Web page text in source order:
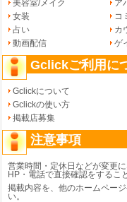
美容室/メイク
ア
女装
コ
占い
カ
動画配信
ゲ
Gclickご利用に
Gclickについて
Gclickの使い方
掲載店募集
注意事項
営業時間・定休日などが変更
HP・電話で直接確認をするこ
掲載内容を、他のホームペー
い。